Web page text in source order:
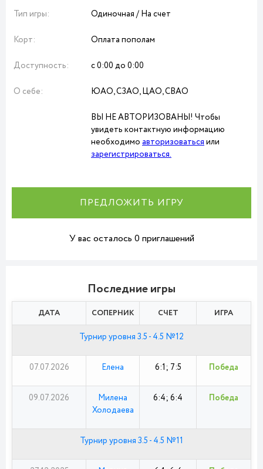
Тип игры: Одиночная / На счет
Корт: Оплата пополам
Доступность: с 0:00 до 0:00
О себе: ЮАО, СЗАО, ЦАО, СВАО
ВЫ НЕ АВТОРИЗОВАНЫ! Чтобы
увидеть контактную информацию
необходимо авторизоватьсяили
зарегистрироваться.
ПРЕДЛОЖИТЬ ИГРУ
У вас осталось 0 приглашений
Последние игры
ДАТА СОПЕРНИК СЧЕТ ИГРА
Турнир уровня 3.5 - 4.5 №12
07.07.2026 Елена 6:1; 7:5 Победа
09.07.2026
Милена
Холодаева
6:4; 6:4 Победа
Турнир уровня 3.5 - 4.5 №11